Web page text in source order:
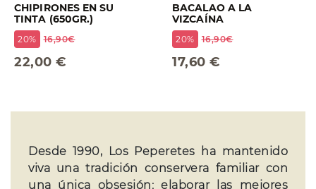
CHIPIRONES EN SU
TINTA (650GR.)
20% 16,90€
22,00 €
BACALAO A LA
VIZCAÍNA
20% 16,90€
17,60 €
Desde 1990, Los Peperetes ha mantenido
viva una tradición conservera familiar con
una única obsesión: elaborar las mejores